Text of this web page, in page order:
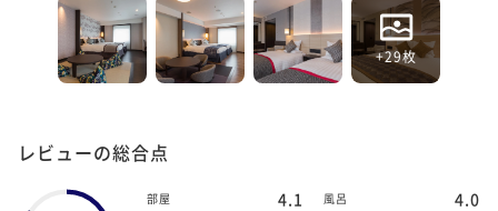
+29枚
レビューの総合点
部屋 4.1 風呂 4.0